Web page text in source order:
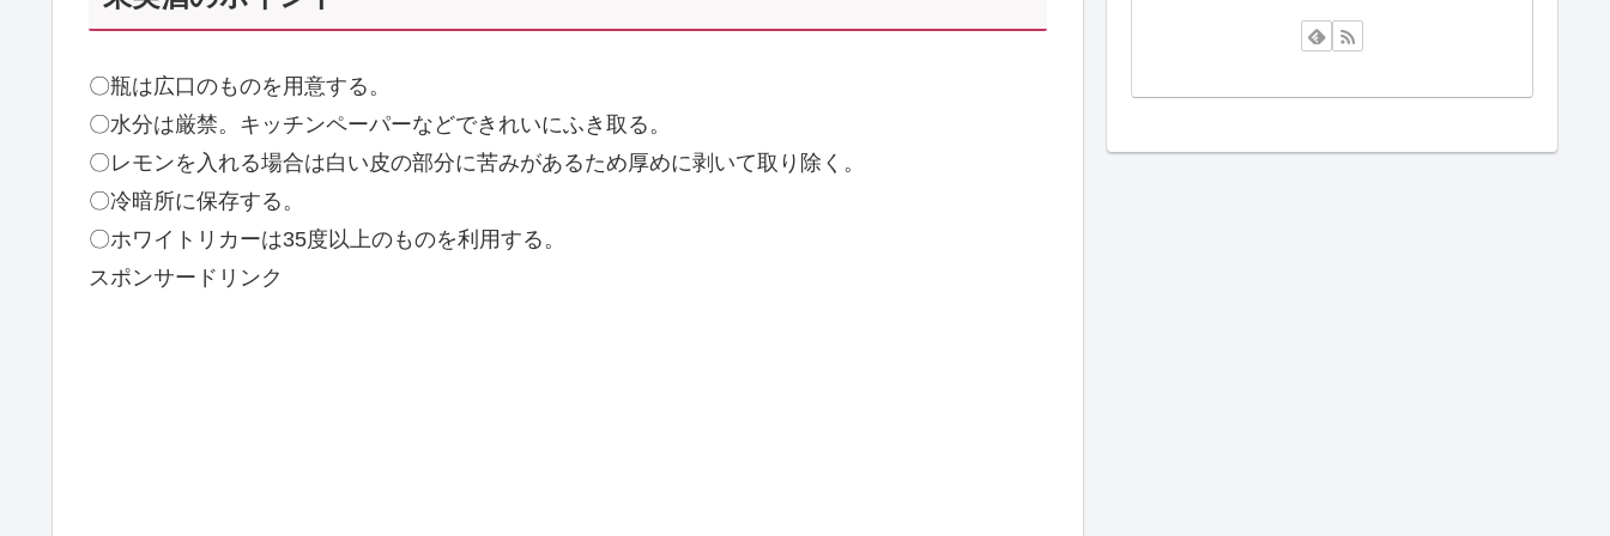
〇瓶は広口のものを用意する。
〇水分は厳禁。キッチンペーパーなどできれいにふき取る。
〇レモンを入れる場合は白い皮の部分に苦みがあるため厚めに剥いて取り除く。
〇冷暗所に保存する。
〇ホワイトリカーは35度以上のものを利用する。
スポンサードリンク